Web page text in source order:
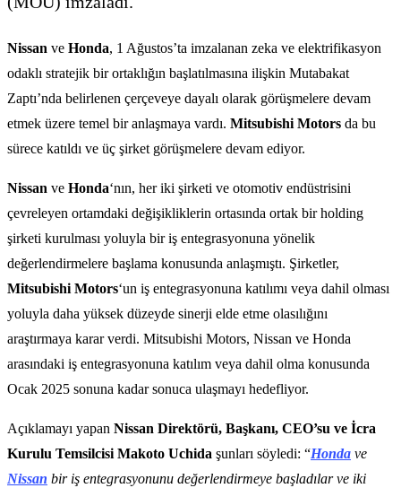
Nissan ve Honda, 1 Ağustos’ta imzalanan zeka ve elektrifikasyon
odaklı stratejik bir ortaklığın başlatılmasına ilişkin Mutabakat
Zaptı’nda belirlenen çerçeveye dayalı olarak görüşmelere devam
etmek üzere temel bir anlaşmaya vardı. Mitsubishi Motors da bu
sürece katıldı ve üç şirket görüşmelere devam ediyor.
Nissan ve Honda‘nın, her iki şirketi ve otomotiv endüstrisini
çevreleyen ortamdaki değişikliklerin ortasında ortak bir holding
şirketi kurulması yoluyla bir iş entegrasyonuna yönelik
değerlendirmelere başlama konusunda anlaşmıştı. Şirketler,
Mitsubishi Motors‘un iş entegrasyonuna katılımı veya dahil olması
yoluyla daha yüksek düzeyde sinerji elde etme olasılığını
araştırmaya karar verdi. Mitsubishi Motors, Nissan ve Honda
arasındaki iş entegrasyonuna katılım veya dahil olma konusunda
Ocak 2025 sonuna kadar sonuca ulaşmayı hedefliyor.
Açıklamayı yapan Nissan Direktörü, Başkanı, CEO’su ve İcra
Kurulu Temsilcisi Makoto Uchida şunları söyledi: “Honda ve
Nissan bir iş entegrasyonunu değerlendirmeye başladılar ve iki